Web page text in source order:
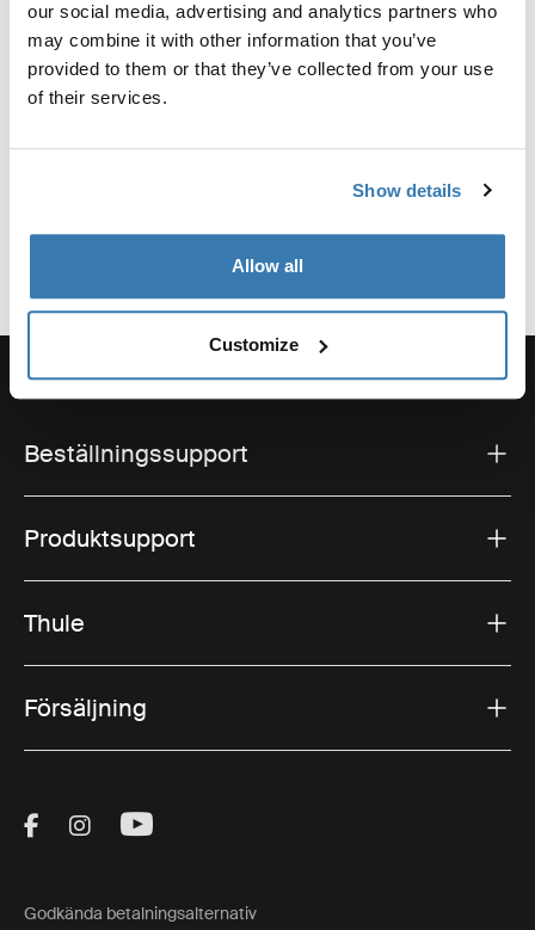
our social media, advertising and analytics partners who
may combine it with other information that you’ve
provided to them or that they’ve collected from your use
of their services.
Show details
Allow all
Customize
Varumärkesregistrerad: Thule Sweden AB
Tillverkarens namn: Thule Sverige
Tillverkarens adress: Borggatan 5, 335 73 Hillerstorp,
Sverige
Beställningssupport
Produktsupport
Thule
Försäljning
Visit Thule on Facebook (external link)
Visit Thule on Instagram (external link)
Visit Thule on Youtube (external
Godkända betalningsalternativ